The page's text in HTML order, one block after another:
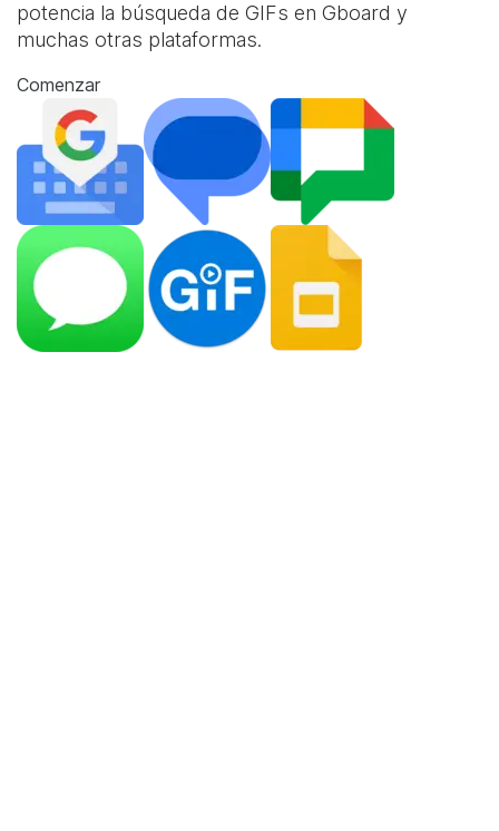
potencia la búsqueda de GIFs en Gboard y
muchas otras plataformas.
Comenzar